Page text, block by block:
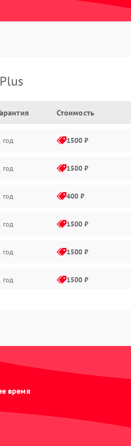
Стоимость
год 1500 ₽
год 1500 ₽
год 400 ₽
год 1500 ₽
год 1500 ₽
год 1500 ₽
год
время